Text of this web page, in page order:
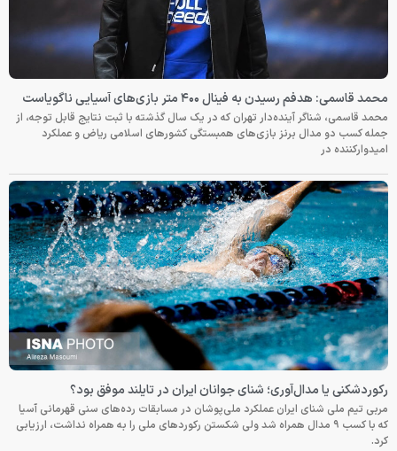
محمد قاسمی: هدفم رسیدن به فینال ۴۰۰ متر بازی‌های آسیایی ناگویاست
محمد قاسمی، شناگر آینده‌دار تهران که در یک سال گذشته با ثبت نتایج قابل توجه، از
جمله کسب دو مدال برنز بازی‌های همبستگی کشورهای اسلامی ریاض و عملکرد
امیدوارکننده در
رکوردشکنی یا مدال‌آوری؛ شنای جوانان ایران در تایلند موفق بود؟
مربی تیم ملی شنای ایران عملکرد ملی‌پوشان در مسابقات رده‌های سنی قهرمانی آسیا
که با کسب ۹ مدال همراه شد ولی شکستن رکوردهای ملی را به همراه نداشت، ارزیابی
کرد.